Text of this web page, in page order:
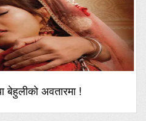
बेहुलीको अवतारमा !